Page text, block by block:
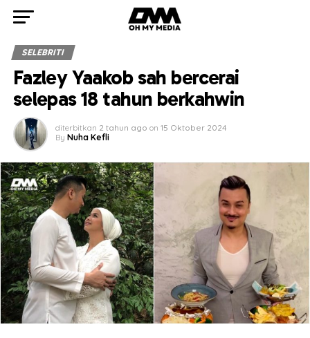
SELEBRITI
Fazley Yaakob sah bercerai
selepas 18 tahun berkahwin
diterbitkan 2 tahun ago on 15 Oktober 2024
By Nuha Kefli